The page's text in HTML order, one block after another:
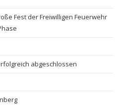
Fest der Freiwilligen Feuerwehr
abgeschlossen